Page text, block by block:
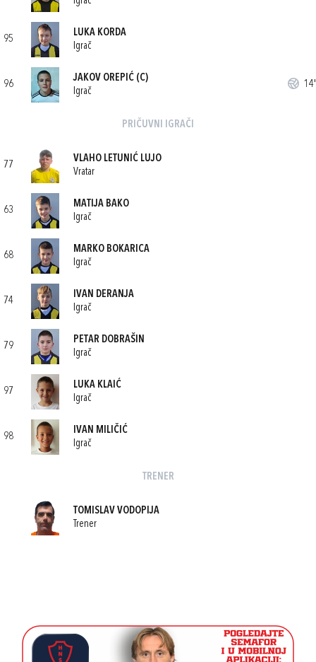
95
LUKA KORDA
Igrač
96
JAKOV OREPIĆ (C)
Igrač
14'
PRIČUVNI IGRAČI
77
VLAHO LETUNIĆ LUJO
Vratar
63
MATIJA BAKO
Igrač
68
MARKO BOKARICA
Igrač
74
IVAN DERANJA
Igrač
79
PETAR DOBRAŠIN
Igrač
97
LUKA KLAIĆ
Igrač
98
IVAN MILIČIĆ
Igrač
TRENER
TOMISLAV VODOPIJA
Trener